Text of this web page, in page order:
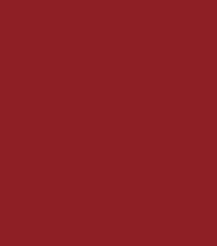
Υποβολή απόψεων στα
Εκτίμησης Επιπτώσεων
την κατασκευή και
Παραγωγής
Νέα Βιομηχανική